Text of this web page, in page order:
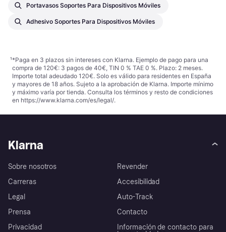
Portavasos Soportes Para Dispositivos Móviles
Adhesivo Soportes Para Dispositivos Móviles
¹*Paga en 3 plazos sin intereses con Klarna. Ejemplo de pago para una
compra de 120€: 3 pagos de 40€, TIN 0 % TAE 0 %. Plazo: 2 meses.
Importe total adeudado 120€. Solo es válido para residentes en España
y mayores de 18 años. Sujeto a la aprobación de Klarna. Importe mínimo
y máximo varía por tienda. Consulta los términos y resto de condiciones
en https://www.klarna.com/es/legal/.
Klarna
Sobre nosotros
Carreras
Legal
Prensa
Privacidad
Revender
Accesibilidad
Auto-Track
Contacto
Información de contacto para